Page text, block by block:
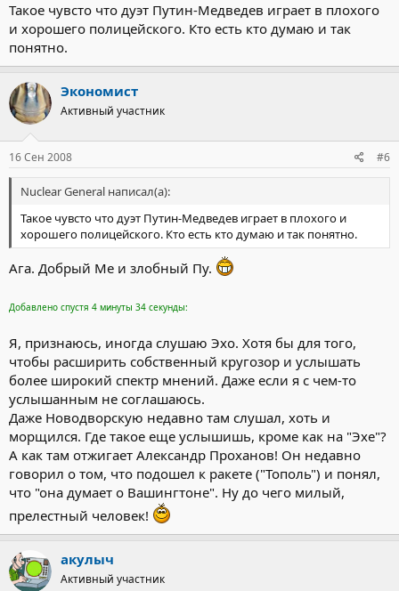
Такое чувсто что дуэт Путин-Медведев играет в плохого
и хорошего полицейского. Кто есть кто думаю и так
понятно.
Экономист
Активный участник
16 Сен 2008 #6
Nuclear General написал(а):
Такое чувсто что дуэт Путин-Медведев играет в плохого и
хорошего полицейского. Кто есть кто думаю и так понятно.
Ага. Добрый Ме и злобный Пу.
Добавлено спустя 4 минуты 34 секунды:
Я, признаюсь, иногда слушаю Эхо. Хотя бы для того,
чтобы расширить собственный кругозор и услышать
более широкий спектр мнений. Даже если я с чем-то
услышанным не соглашаюсь.
Даже Новодворскую недавно там слушал, хоть и
морщился. Где такое еще услышишь, кроме как на "Эхе"?
А как там отжигает Александр Проханов! Он недавно
говорил о том, что подошел к ракете ("Тополь") и понял,
что "она думает о Вашингтоне". Ну до чего милый,
прелестный человек!
акулыч
Активный участник